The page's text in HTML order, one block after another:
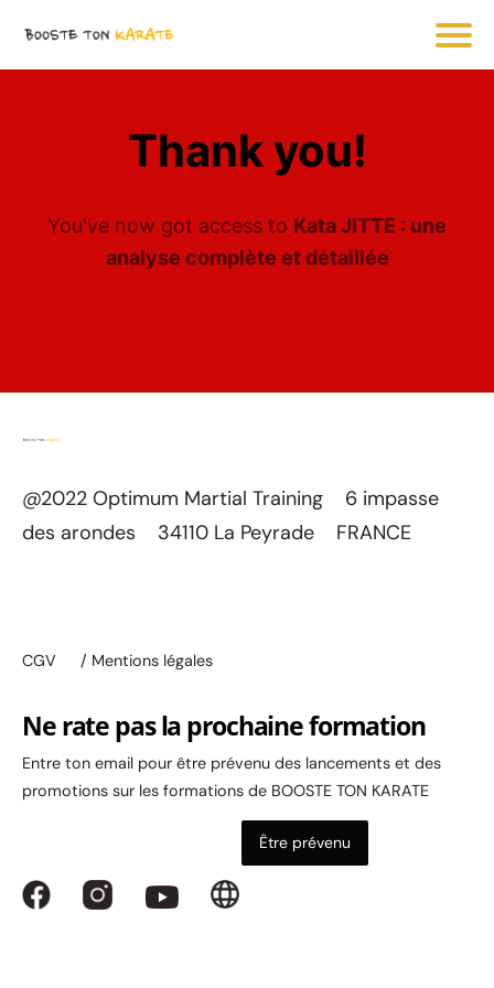
Thank you!
You've now got access to Kata JITTE : une
analyse complète et détaillée
@2022 Optimum Martial Training 6 impasse
des arondes 34110 La Peyrade FRANCE
CGV / Mentions légales
Ne rate pas la prochaine formation
Entre ton email pour être prévenu des lancements et des
promotions sur les formations de BOOSTE TON KARATE
Être prévenu